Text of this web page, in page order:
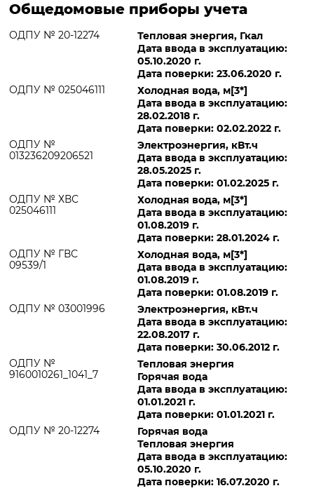
Общедомовые приборы учета
ОДПУ № 20-12274
Тепловая энергия, Гкал
Дата ввода в эксплуатацию:
05.10.2020 г.
Дата поверки: 23.06.2020 г.
ОДПУ № 025046111
Холодная вода, м[3*]
Дата ввода в эксплуатацию:
28.02.2018 г.
Дата поверки: 02.02.2022 г.
ОДПУ №
013236209206521
Электроэнергия, кВт.ч
Дата ввода в эксплуатацию:
28.05.2025 г.
Дата поверки: 01.02.2025 г.
ОДПУ № ХВС
025046111
Холодная вода, м[3*]
Дата ввода в эксплуатацию:
01.08.2019 г.
Дата поверки: 28.01.2024 г.
ОДПУ № ГВС
09539/1
Холодная вода, м[3*]
Дата ввода в эксплуатацию:
01.08.2019 г.
Дата поверки: 01.08.2019 г.
ОДПУ № 03001996
Электроэнергия, кВт.ч
Дата ввода в эксплуатацию:
22.08.2017 г.
Дата поверки: 30.06.2012 г.
ОДПУ №
9160010261_1041_7
Тепловая энергия
Горячая вода
Дата ввода в эксплуатацию:
01.01.2021 г.
Дата поверки: 01.01.2021 г.
ОДПУ № 20-12274
Горячая вода
Тепловая энергия
Дата ввода в эксплуатацию:
05.10.2020 г.
Дата поверки: 16.07.2020 г.